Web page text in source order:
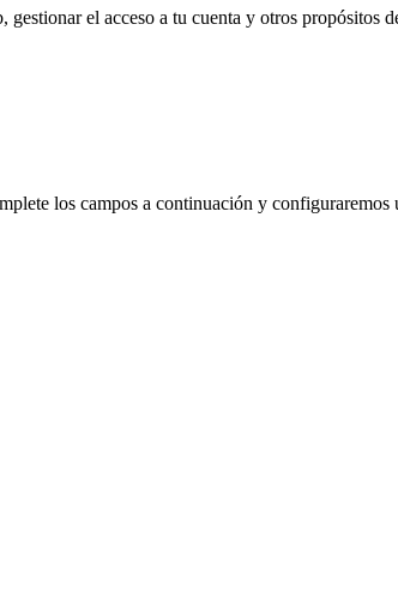
el acceso a tu cuenta y otros propósitos
los campos a continuación y